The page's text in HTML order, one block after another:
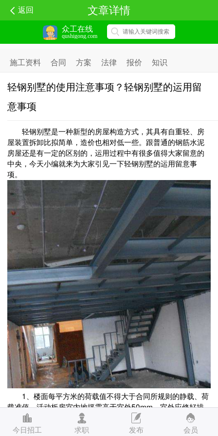
众工在线
qushigong.com
返回 文章详情
施工资料 合同 方案 法律 报价 知识
轻钢别墅的使用注意事项？轻钢别墅的运用留
意事项
轻钢别墅是一种新型的房屋构造方式，其具有自重轻、房
屋装置拆卸比拟简单，造价也相对低一些。跟普通的钢筋水泥
房屋还是有一定的区别的，运用过程中有很多值得大家留意的
中央，今天小编就来为大家引见一下轻钢别墅的运用留意事
项。
1、楼面每平方米的荷载值不得大于合同所规则的静载、荷
载准值。活动板房室内地坪需高于室外50mm，室外应修好排
水沟。
2、不倡导用户在活动板房内设置卫生间，如必需设置在活
今日招工 求职 发布 会员